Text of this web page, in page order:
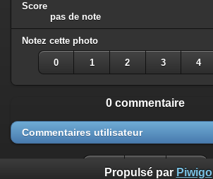
Score
pas de note
Notez cette photo
0 1 2 3 4
0 commentaire
Commentaires utilisateur
Propulsé par Piwigo